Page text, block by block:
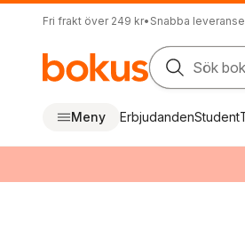
Fri frakt över 249 kr• Snabba
Sök
Meny ErbjudandenStudent